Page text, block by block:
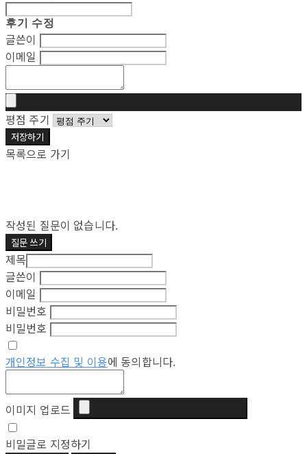
후기 수정
글쓴이
이메일
평점 주기
저장하기
목록으로 가기
작성된 질문이 없습니다.
질문 쓰기
제목
글쓴이
이메일
비밀번호
비밀번호
개인정보 수집 및 이용에 동의합니다.
이미지 업로드
비밀글로 지정하기